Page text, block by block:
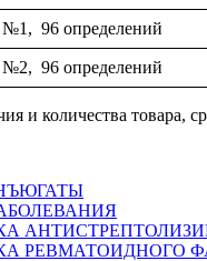
№1, 96 определений
№2, 96 определений
и количества товара,
РЕВМАТОИДНОГО